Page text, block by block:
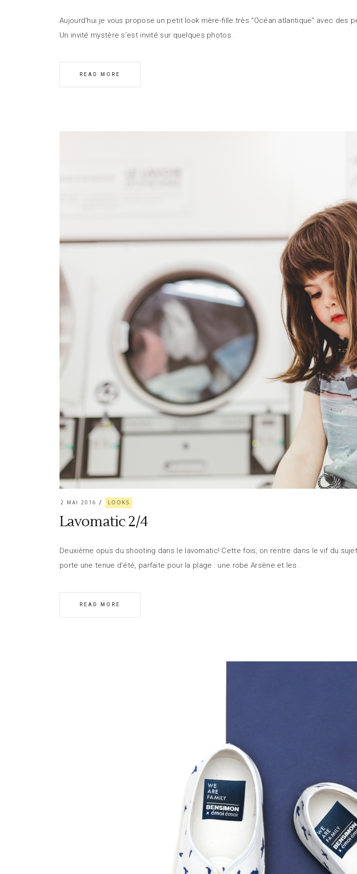
Aujourd'hui je vous propose un petit look mère-fille très "Océan atlantique" avec
Un invité mystère s'est invité sur quelques photos
READ MORE
2 MAI 2016 LOOKS
Lavomatic 2/4
Deuxième opus du shooting dans le lavomatic! Cette fois, on rentre dans le vif du
porte une tenue d'été, parfaite pour la plage : une robe Arsène et les
READ MORE